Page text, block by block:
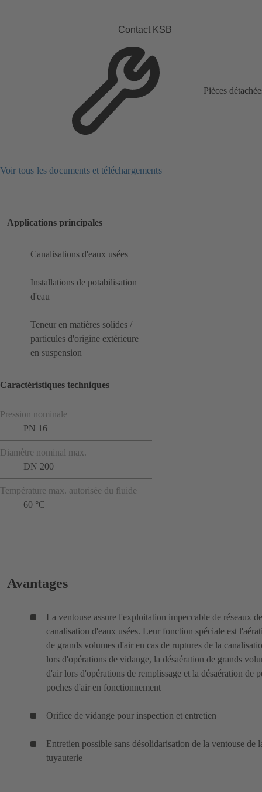
Contact KSB
Pièces
Voir tous les documents et téléchargements
Applications principales
Canalisations d'eaux usées
Installations de potabilisation
d'eau
Teneur en matières solides /
particules d'origine extérieure
en suspension
Caractéristiques techniques
Pression nominale
PN 16
Diamètre nominal max.
DN 200
Température max. autorisée du fluide
60 °C
Avantages
La ventouse assure l'exploitation impeccable de réseaux de
canalisation d'eaux usées. Leur fonction spéciale est
de grands volumes d'air en cas de ruptures de la
lors d'opérations de vidange, la désaération de grands
d'air lors d'opérations de remplissage et la désaération de
poches d'air en fonctionnement
Orifice de vidange pour inspection et entretien
Entretien possible sans désolidarisation de la ventouse de
tuyauterie